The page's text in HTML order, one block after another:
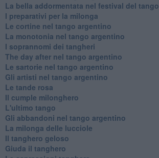
La bella addormentata nel festival del tango
I preparativi per la milonga
Le cortine nel tango argentino
La monotonia nel tango argentino
I soprannomi dei tangheri
The day after nel tango argentino
Le sartorie nel tango argentino
Gli artisti nel tango argentino
Le tande rosa
Il cumple milonghero
L'ultimo tango
Gli abbandoni nel tango argentino
La milonga delle lucciole
Il tanghero geloso
Giuda il tanghero